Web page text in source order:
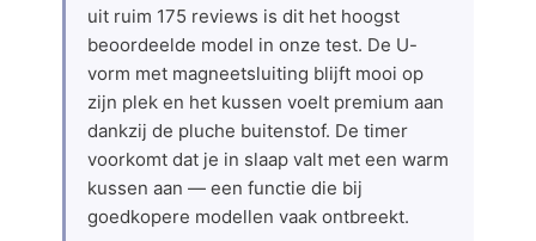
uit ruim 175 reviews is dit het hoogst
beoordeelde model in onze test. De U-
vorm met magneetsluiting blijft mooi op
zijn plek en het kussen voelt premium aan
dankzij de pluche buitenstof. De timer
voorkomt dat je in slaap valt met een warm
kussen aan — een functie die bij
goedkopere modellen vaak ontbreekt.